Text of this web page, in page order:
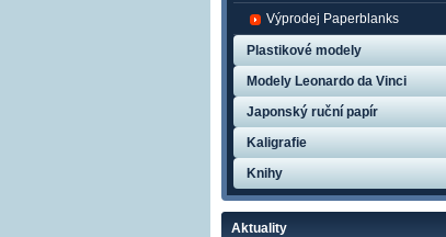
Výprodej Paperblanks
Plastikové modely
Modely Leonardo da Vinci
Japonský ruční papír
Kaligrafie
Knihy
Aktuality